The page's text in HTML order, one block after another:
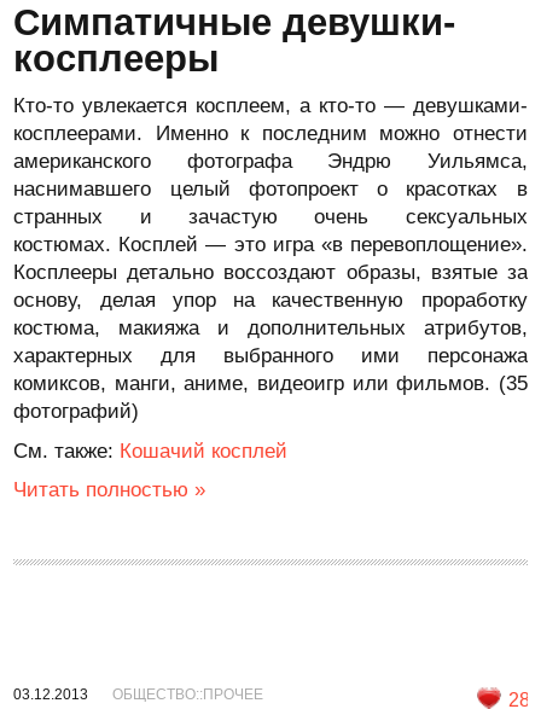
Симпатичные девушки-
косплееры
Кто-то увлекается косплеем, а кто-то — девушками-
косплеерами. Именно к последним можно отнести
американского фотографа Эндрю Уильямса,
наснимавшего целый фотопроект о красотках в
странных и зачастую очень сексуальных
костюмах. Косплей — это игра «в перевоплощение».
Косплееры детально воссоздают образы, взятые за
основу, делая упор на качественную проработку
костюма, макияжа и дополнительных атрибутов,
характерных для выбранного ими персонажа
комиксов, манги, аниме, видеоигр или фильмов. (35
фотографий)
См. также: Кошачий косплей
Читать полностью »
03.12.2013 ОБЩЕСТВО::ПРОЧЕЕ 28